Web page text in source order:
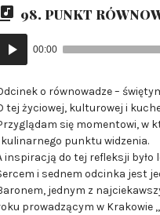
98. PUNKT
00:00
o równowadze –
tej życiowej, kulturowej i
się momentowi, w
punktu widzenia.
inspiracją do tej refleksji było
i sednem odcinka jest
jednym z
prowadzącym w Krakowie